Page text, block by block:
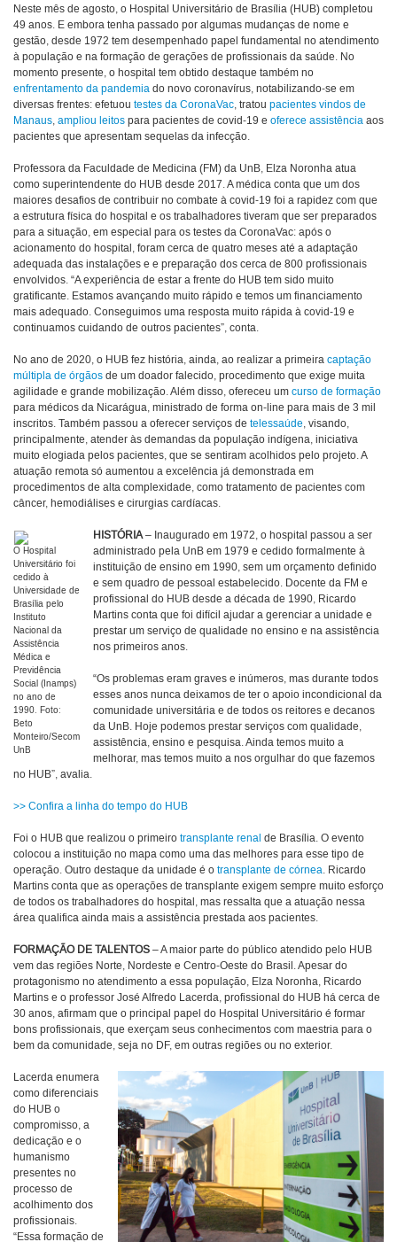
Neste mês de agosto, o Hospital Universitário de Brasília (HUB) completou
49 anos. E embora tenha passado por algumas mudanças de nome e
gestão, desde 1972 tem desempenhado papel fundamental no atendimento
à população e na formação de gerações de profissionais da saúde. No
momento presente, o hospital tem obtido destaque também no
enfrentamento da pandemia do novo coronavírus, notabilizando-se em
diversas frentes: efetuou testes da CoronaVac, tratou pacientes vindos de
Manaus, ampliou leitos para pacientes de covid-19 e oferece assistência aos
pacientes que apresentam sequelas da infecção.
Professora da Faculdade de Medicina (FM) da UnB, Elza Noronha atua
como superintendente do HUB desde 2017. A médica conta que um dos
maiores desafios de contribuir no combate à covid-19 foi a rapidez com que
a estrutura física do hospital e os trabalhadores tiveram que ser preparados
para a situação, em especial para os testes da CoronaVac: após o
acionamento do hospital, foram cerca de quatro meses até a adaptação
adequada das instalações e e preparação dos cerca de 800 profissionais
envolvidos. “A experiência de estar a frente do HUB tem sido muito
gratificante. Estamos avançando muito rápido e temos um financiamento
mais adequado. Conseguimos uma resposta muito rápida à covid-19 e
continuamos cuidando de outros pacientes”, conta.
No ano de 2020, o HUB fez história, ainda, ao realizar a primeira captação
múltipla de órgãos de um doador falecido, procedimento que exige muita
agilidade e grande mobilização. Além disso, ofereceu um curso de formação
para médicos da Nicarágua, ministrado de forma on-line para mais de 3 mil
inscritos. Também passou a oferecer serviços de telessaúde, visando,
principalmente, atender às demandas da população indígena, iniciativa
muito elogiada pelos pacientes, que se sentiram acolhidos pelo projeto. A
atuação remota só aumentou a excelência já demonstrada em
procedimentos de alta complexidade, como tratamento de pacientes com
câncer, hemodiálises e cirurgias cardíacas.
O Hospital
Universitário foi
cedido à
Universidade de
Brasília pelo
Instituto
Nacional da
Assistência
Médica e
Previdência
Social (Inamps)
no ano de
1990. Foto:
Beto
Monteiro/Secom
UnB
HISTÓRIA– Inaugurado em 1972, o hospital passou a ser
administrado pela UnB em 1979 e cedido formalmente à
instituição de ensino em 1990, sem um orçamento definido
e sem quadro de pessoal estabelecido. Docente da FM e
profissional do HUB desde a década de 1990, Ricardo
Martins conta que foi difícil ajudar a gerenciar a unidade e
prestar um serviço de qualidade no ensino e na assistência
nos primeiros anos.
“Os problemas eram graves e inúmeros, mas durante todos
esses anos nunca deixamos de ter o apoio incondicional da
comunidade universitária e de todos os reitores e decanos
da UnB. Hoje podemos prestar serviços com qualidade,
assistência, ensino e pesquisa. Ainda temos muito a
melhorar, mas temos muito a nos orgulhar do que fazemos
no HUB”, avalia.
>> Confira a linha do tempo do HUB
Foi o HUB que realizou o primeiro transplante renal de Brasília. O evento
colocou a instituição no mapa como uma das melhores para esse tipo de
operação. Outro destaque da unidade é o transplante de córnea. Ricardo
Martins conta que as operações de transplante exigem sempre muito esforço
de todos os trabalhadores do hospital, mas ressalta que a atuação nessa
área qualifica ainda mais a assistência prestada aos pacientes.
FORMAÇÃO DE TALENTOS – A maior parte do público atendido pelo HUB
vem das regiões Norte, Nordeste e Centro-Oeste do Brasil. Apesar do
protagonismo no atendimento a essa população, Elza Noronha, Ricardo
Martins e o professor José Alfredo Lacerda, profissional do HUB há cerca de
30 anos, afirmam que o principal papel do Hospital Universitário é formar
bons profissionais, que exerçam seus conhecimentos com maestria para o
bem da comunidade, seja no DF, em outras regiões ou no exterior.
Lacerda enumera
como diferenciais
do HUB o
compromisso, a
dedicação e o
humanismo
presentes no
processo de
acolhimento dos
profissionais.
“Essa formação de